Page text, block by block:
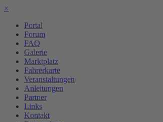
×
Portal
Forum
FAQ
Galerie
Marktplatz
Fahrerkarte
Veranstaltungen
Anleitungen
Partner
Links
Kontakt